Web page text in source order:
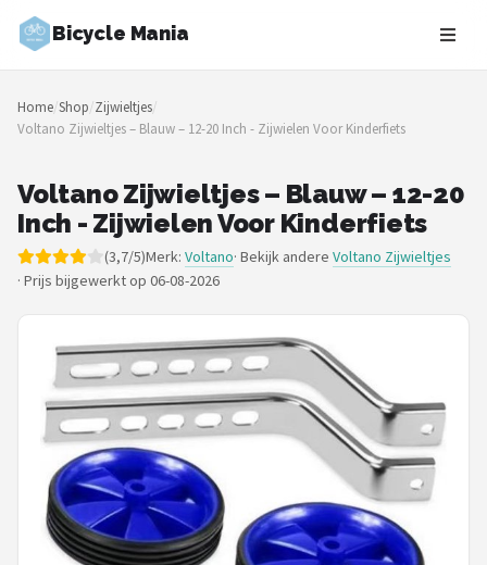
Bicycle Mania
Zoeken
NAVIGATIE
Merken
Blog
Fietsroutes
Kinderfietsen
Stadsfietsen
Elektrische fietsen
Mountainbikes
Home/Shop/Zijwieltjes/
Voltano Zijwieltjes – Blauw – 12-20 Inch - Zijwielen Voor Kinderfiets
Voltano Zijwieltjes – Blauw – 12-20
Inch - Zijwielen Voor Kinderfiets
(3,7/5)Merk: Voltano· Bekijk andere Voltano Zijwieltjes
· Prijs bijgewerkt op 06-08-2026